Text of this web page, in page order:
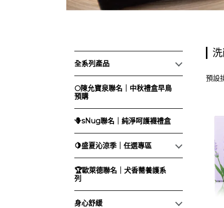
全系列產品
🌕陳允寶泉聯名｜中秋禮盒早鳥
預購
🪻sNug聯名｜純淨呵護襪禮盒
🍋盛夏沁涼季｜任選專區
🏆歐萊德聯名｜犬香薷養護系
列
身心舒緩
預設